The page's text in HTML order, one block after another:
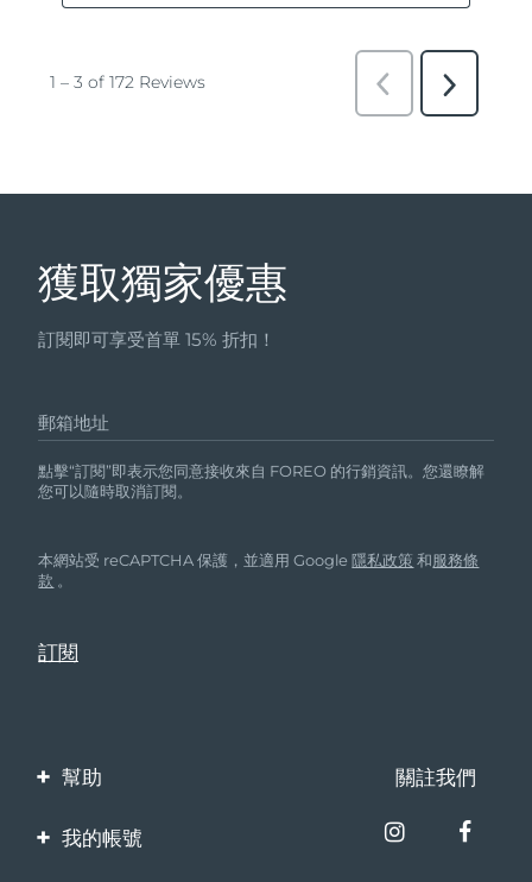
獲取獨家優惠
訂閱即可享受首單 15% 折扣！
郵箱地址
點擊“訂閱”即表示您同意接收來自 FOREO 的行銷資訊。您還瞭解
您可以隨時取消訂閱。
本網站受 reCAPTCHA 保護，並適用 Google隱私政策 和服務條
款 。
幫助
聯繫我們
關註我們
我的帳號